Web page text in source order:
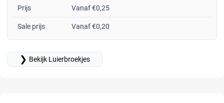
Prijs Vanaf €0,25
Sale prijs Vanaf €0,20
❯ Bekijk Luierbroekjes